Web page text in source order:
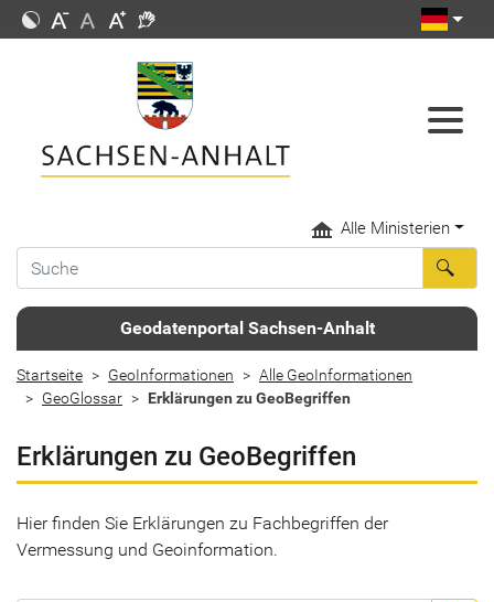
Alle Ministerien
Geodatenportal Sachsen-Anhalt
Startseite GeoInformationen
Alle GeoInformationen
GeoGlossar
Erklärungen zu GeoBegriffen
Erklärungen zu GeoBegriffen
Hier finden Sie Erklärungen zu Fachbegriffen der
Vermessung und Geoinformation.